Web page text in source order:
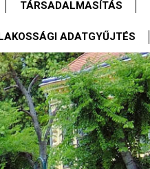
TÁRSADALMASÍTÁS
ADATGYŰJTÉS